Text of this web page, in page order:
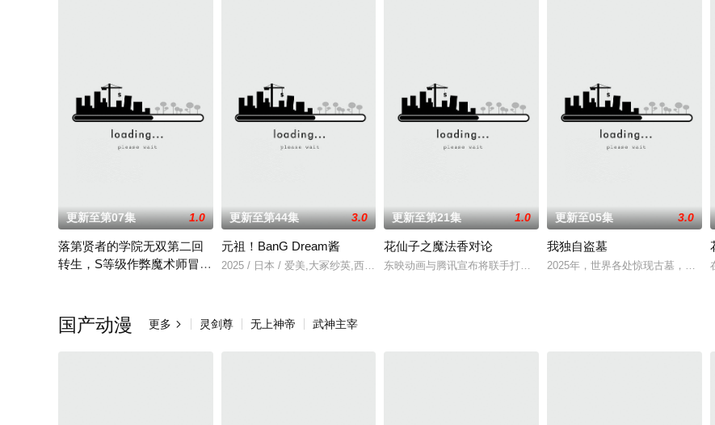
更新至第07集 1.0
落第贤者的学院无双第二回
转生，S等级作弊魔术师冒险
更新至第44集 3.0
元祖！BanG Dream酱
2025 / 日本 / 爱美,大冢纱英,西本里美,大桥彩香,伊藤彩沙,佐仓绫音,三泽纱千香,加藤英美里,日笠阳子,金
更新至第21集 1.0
花仙子之魔法香对论
东映动画与腾讯宣布将联手打造『花仙子』全新动画新作将继承经典、
更新至05集 3.0
我独自盗墓
2025年，世界各处惊现古墓，获得
国产动漫 更多  灵剑尊 无上神帝 武神主宰